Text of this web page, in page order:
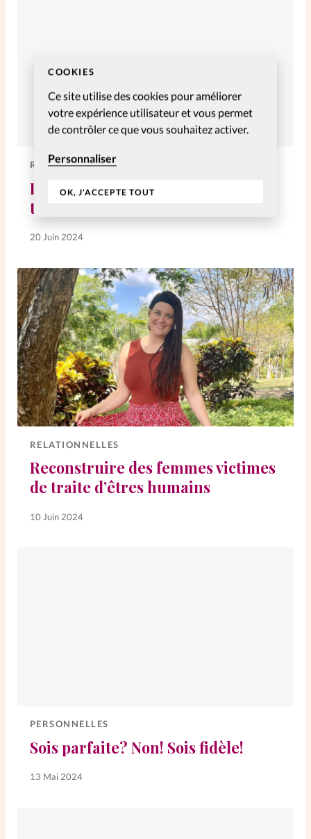
COOKIES
Ce site utilise des cookies pour améliorer
votre expérience utilisateur et vous permet
de contrôler ce que vous souhaitez activer.
Personnaliser
OK, J'ACCEPTE TOUT
RELATIONNELLES
La décoration: quand la forme
touche au cœur
20 Juin 2024
RELATIONNELLES
Reconstruire des femmes victimes
de traite d’êtres humains
10 Juin 2024
PERSONNELLES
Sois parfaite? Non! Sois fidèle!
13 Mai 2024